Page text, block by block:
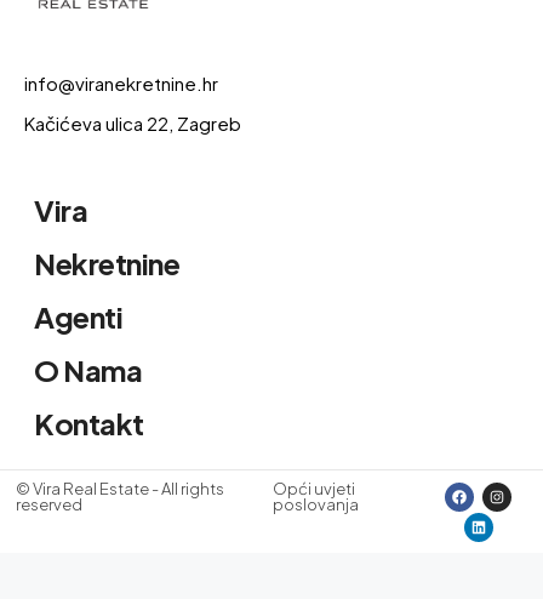
info@viranekretnine.hr
Kačićeva ulica 22, Zagreb
Vira
Nekretnine
Agenti
O Nama
Kontakt
© Vira Real Estate - All rights
reserved
Opći uvjeti
poslovanja